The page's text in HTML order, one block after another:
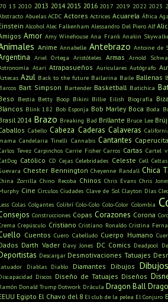
13 2010 2013 2014 2015 2016 2017 2019 2022 2023
Abuelas ACDC Actores Actrices Acuarela África
Alcohol Alec Falkenham Alessandro Del Piero Alf
Amor Amy Winehouse Ana Frank Anakin
Anime Annabelle Antebrazo Antoine de
Ariel Ortega Aristóteles Armas Arnold
Atari Atrapasueños Auriculares Autógrafo
Azul Back to the future Bailarina Baile Ballenas
Bart Simpson Bartender Basketball Batichica
Bestia Betty Boop Bikini Billie Eilish Biografía
Blink 182 Bob Esponja Bob Marley Boca Boda
2014 Brazo Breaking Bad Brillante Bruce Lee
Cabello Cabeza Caderas Calaveras
Candelaria Tinelli Cannabis Cantantes
Tevez Carpinchos Carrie Fisher Carros Cartas Cartel
Católico CD Cejas Celebridades Celeste Cell Celtas
Chester Bennington Cheyenne Randall Chica
Zorrilla Chino Recoba Chinos Chris Evans Chris
Cine Circulos Ciudades Clave de Sol Clayton Días
Colas Colgantes Colibrí Colo-Colo Colo-Color Colombia
Construcciones Copas Corazones Corona
Crepúsculo Cristiano Cristiano Ronaldo Cristina
Cuentos Cuero Cabelludo Cuerpo Humano
Darth Vader Davy Jones DC Comics Deadpool
Descargar Desmotivaciones Tatuajes
Diablas Diablo Diamantes Dibujos
Discos Diseño de Tatuajes Diseños
Donald Trump Dotwork Drácula Dragon Ball
Egipto El Chavo del 8 El club de la pelea El Conjuro